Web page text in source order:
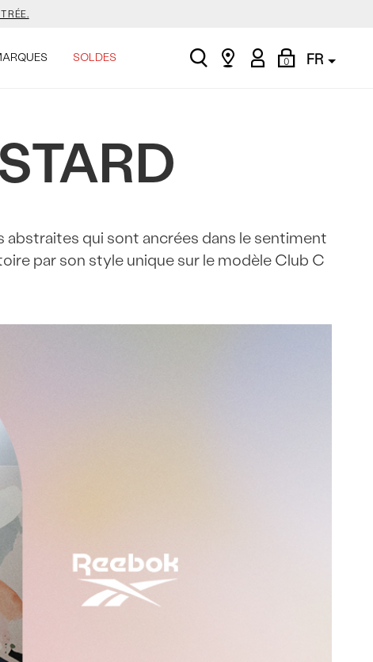
MAGASINER.
SOLDES search
Find
My
Account
0
Shopping
Bag
FR
qui sont ancrées dans le sentiment
par son style unique sur le modèle Club C